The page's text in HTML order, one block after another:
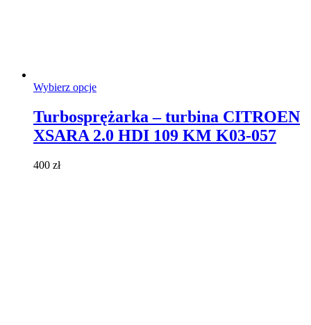
Wybierz opcjeTen
wiele
wariantów.
Turbosprężarka – turbina CITROEN
XSARA 2.0 HDI 109 KM K03-057
400 zł